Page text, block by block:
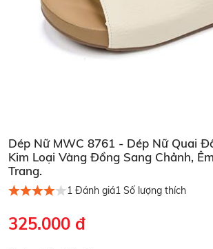
Dép Nữ MWC 8761 - Dép Nữ Quai
Kim Loại Vàng Đồng Sang Chảnh,
Trang.
1 Đánh giá1 Số lượng thích
325.000 đ